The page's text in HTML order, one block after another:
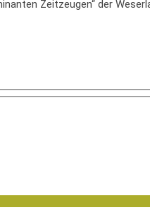
Zeitzeugen“ der